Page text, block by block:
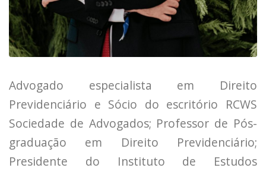
Advogado especialista em Direito
Previdenciário e Sócio do escritório RCWS
Sociedade de Advogados; Professor de Pós-
graduação em Direito Previdenciário;
Presidente do Instituto de Estudos